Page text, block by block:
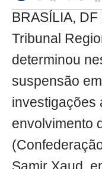
BRASÍLIA,
Tribunal
determinou
suspensão
investigações
envolvimento